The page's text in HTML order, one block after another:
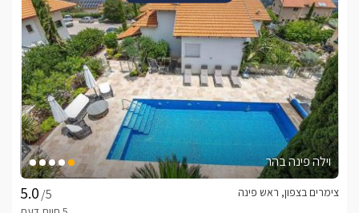
וילה פינה בהר
/5
צימרים בצפון, ראש פינה